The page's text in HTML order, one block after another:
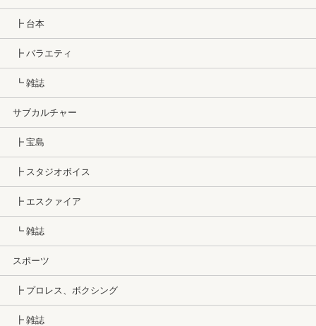
┣ 台本
┣ バラエティ
┗ 雑誌
サブカルチャー
┣ 宝島
┣ スタジオボイス
┣ エスクァイア
┗ 雑誌
スポーツ
┣ プロレス、ボクシング
┣ 雑誌